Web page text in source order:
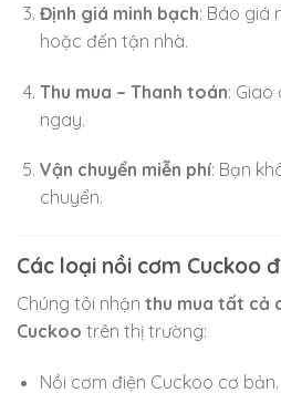
Định giá minh bạch: Báo giá
hoặc đến tận nhà.
Thu mua – Thanh toán:
ngay.
Vận chuyển miễn phí: Bạn
chuyển.
Các loại nồi cơm Cuckoo
Chúng tôi nhận thu mua tất cả
Cuckoo trên thị trường:
Nồi cơm điện Cuckoo cơ bản.